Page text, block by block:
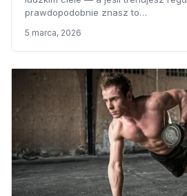
prawdopodobnie znasz to…
5 marca, 2026